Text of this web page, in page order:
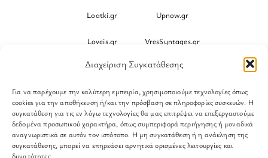
Διαχείριση Συγκατάθεσης
Για να παρέχουμε την καλύτερη εμπειρία, χρησιμοποιούμε τεχνολογίες όπως
cookies για την αποθήκευση ή/και την πρόσβαση σε πληροφορίες συσκευών. Η
συγκατάθεση για τις εν λόγω τεχνολογίες θα μας επιτρέψει να επεξεργαστούμε
δεδομένα προσωπικού χαρακτήρα, όπως συμπεριφορά περιήγησης ή μοναδικά
αναγνωριστικά σε αυτόν τον ιστότοπο. Η μη συγκατάθεση ή η ανάκληση της
συγκατάθεσης, μπορεί να επηρεάσει αρνητικά ορισμένες λειτουργίες και
δυνατότητες.
Loatki.gr Upnow.gr
Loveis.gr VresSyntages.gr
ModernaGynaika.gr Xristianika.gr
OikonomiaPlus.gr ZoumeKalytera.gr
Oikotropia.gr ZoumeSpiti.gr
Perepet.gr